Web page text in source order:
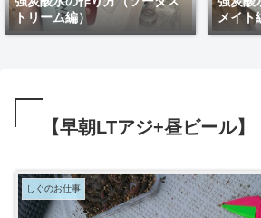
トリーム編）
メイト
【早朝LTアジ+昼ビール】
しぐのお仕事